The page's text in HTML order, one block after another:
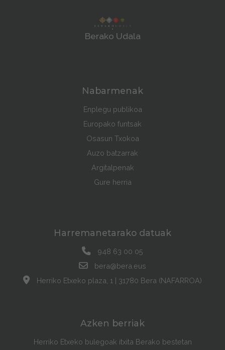
Berako Udala
Nabarmenak
Enplegu publikoa
Europako funtsak
Osasun Txokoa
Auzo batzarrak
Argitalpenak
Gure herria
Harremanetarako datuak
948 63 00 05
bera@bera.eus
Herriko Etxeko plaza, 1 | 31780 Bera (NAFARROA)
Azken berriak
Herriko Etxeko bulegoak itxita Berako bestetan